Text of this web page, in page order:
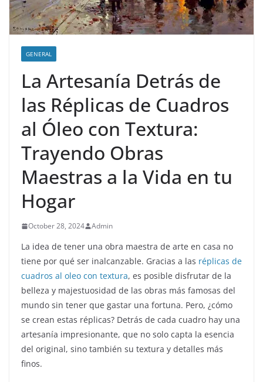
GENERAL
La Artesanía Detrás de
las Réplicas de Cuadros
al Óleo con Textura:
Trayendo Obras
Maestras a la Vida en tu
Hogar
October 28, 2024 Admin
La idea de tener una obra maestra de arte en casa no
tiene por qué ser inalcanzable. Gracias a las réplicas de
cuadros al oleo con textura, es posible disfrutar de la
belleza y majestuosidad de las obras más famosas del
mundo sin tener que gastar una fortuna. Pero, ¿cómo
se crean estas réplicas? Detrás de cada cuadro hay una
artesanía impresionante, que no solo capta la esencia
del original, sino también su textura y detalles más
finos.